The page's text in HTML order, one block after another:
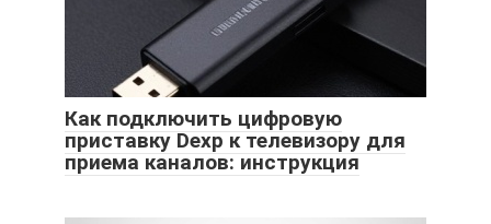
Как подключить цифровую
приставку Dexp к телевизору для
приема каналов: инструкция